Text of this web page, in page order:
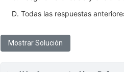
Todas las respuestas
Mostrar Solución